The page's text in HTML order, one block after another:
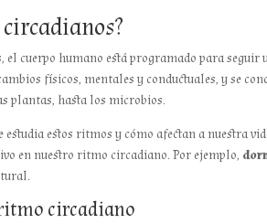
el cuerpo humano está programado para seguir
físicos, mentales y conductuales, y se
plantas, hasta los microbios.
estudia estos ritmos y cómo afectan a nuestra
en nuestro ritmo circadiano. Por ejemplo,
ritmo circadiano